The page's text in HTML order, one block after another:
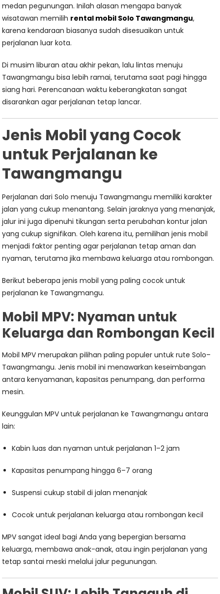
medan pegunungan. Inilah alasan mengapa banyak
wisatawan memilih rental mobil Solo Tawangmangu,
karena kendaraan biasanya sudah disesuaikan untuk
perjalanan luar kota.
Di musim liburan atau akhir pekan, lalu lintas menuju
Tawangmangu bisa lebih ramai, terutama saat pagi hingga
siang hari. Perencanaan waktu keberangkatan sangat
disarankan agar perjalanan tetap lancar.
Jenis Mobil yang Cocok
untuk Perjalanan ke
Tawangmangu
Perjalanan dari Solo menuju Tawangmangu memiliki karakter
jalan yang cukup menantang. Selain jaraknya yang menanjak,
jalur ini juga dipenuhi tikungan serta perubahan kontur jalan
yang cukup signifikan. Oleh karena itu, pemilihan jenis mobil
menjadi faktor penting agar perjalanan tetap aman dan
nyaman, terutama jika membawa keluarga atau rombongan.
Berikut beberapa jenis mobil yang paling cocok untuk
perjalanan ke Tawangmangu.
Mobil MPV: Nyaman untuk
Keluarga dan Rombongan Kecil
Mobil MPV merupakan pilihan paling populer untuk rute Solo–
Tawangmangu. Jenis mobil ini menawarkan keseimbangan
antara kenyamanan, kapasitas penumpang, dan performa
mesin.
Keunggulan MPV untuk perjalanan ke Tawangmangu antara
lain:
Kabin luas dan nyaman untuk perjalanan 1–2 jam
Kapasitas penumpang hingga 6–7 orang
Suspensi cukup stabil di jalan menanjak
Cocok untuk perjalanan keluarga atau rombongan kecil
MPV sangat ideal bagi Anda yang bepergian bersama
keluarga, membawa anak-anak, atau ingin perjalanan yang
tetap santai meski melalui jalur pegunungan.